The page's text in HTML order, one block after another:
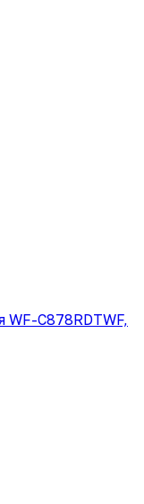
C878RDTWF,